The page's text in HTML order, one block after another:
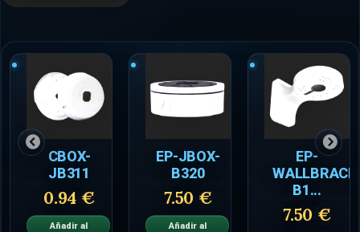
CBOX-
JB311
0.94 €
Añadir al
EP-JBOX-
B320
7.50 €
Añadir al
EP-
B1...
7.50 €